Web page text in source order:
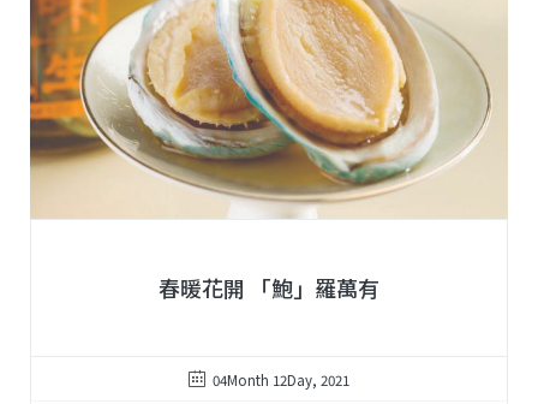
春暖花開 「鮑」羅萬有
04Month 12Day, 2021